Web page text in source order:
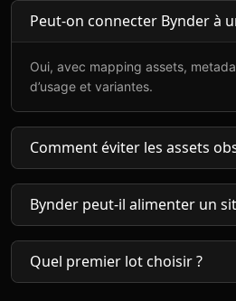
Peut-on connecter Bynder à
Oui, avec mapping assets,
d’usage et variantes.
Comment éviter les assets
Bynder peut-il alimenter un
Quel premier lot choisir ?